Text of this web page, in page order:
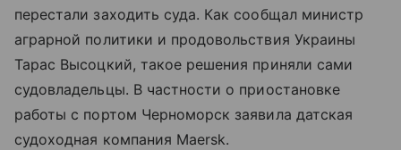
перестали заходить суда. Как сообщал министр
аграрной политики и продовольствия Украины
Тарас Высоцкий, такое решения приняли сами
судовладельцы. В частности о приостановке
работы с портом Черноморск заявила датская
судоходная компания Maersk.